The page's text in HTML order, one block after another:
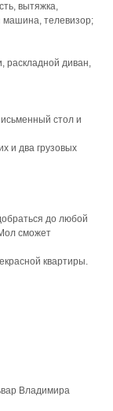
вытяжка,
машина, телевизор;
раскладной диван,
стол и
и два грузовых
до любой
сможет
квартиры.
Владимира